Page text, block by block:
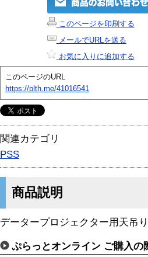
このページを印刷する
メールでURLを送る
お気に入りに追加する
このページのURL
https://plth.me/41016541
関連カテゴリ
PSS
商品説明
データープロジェクター用天吊
ぷらっとオンライン ご購入の